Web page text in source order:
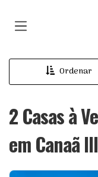
Ordenar
2 Casas à
em Canaã